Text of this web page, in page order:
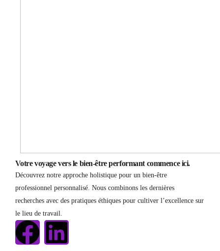
Votre voyage vers le bien-être performant commence ici.
Découvrez notre approche holistique pour un bien-être
professionnel personnalisé. Nous combinons les dernières
recherches avec des pratiques éthiques pour cultiver l’excellence sur
le lieu de travail.